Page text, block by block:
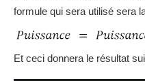
formule qui sera utilisé sera
Et ceci donnera le résultat